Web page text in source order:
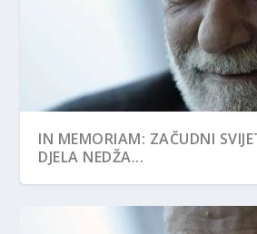
IN MEMORIAM: ZAČUDNI
DJELA NEDŽA...